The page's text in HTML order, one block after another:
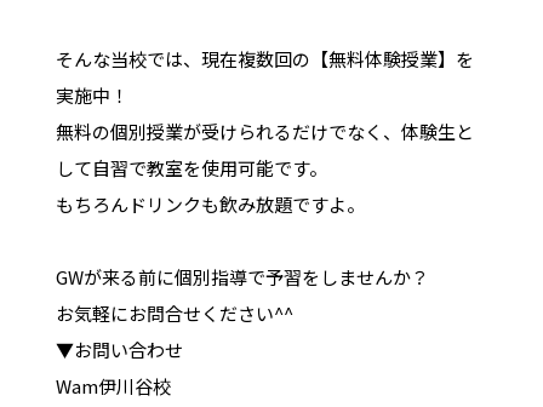
そんな当校では、現在複数回の【無料体験授業】を
実施中！
無料の個別授業が受けられるだけでなく、体験生と
して自習で教室を使用可能です。
もちろんドリンクも飲み放題ですよ。
GWが来る前に個別指導で予習をしませんか？
お気軽にお問合せください^^
▼お問い合わせ
Wam伊川谷校